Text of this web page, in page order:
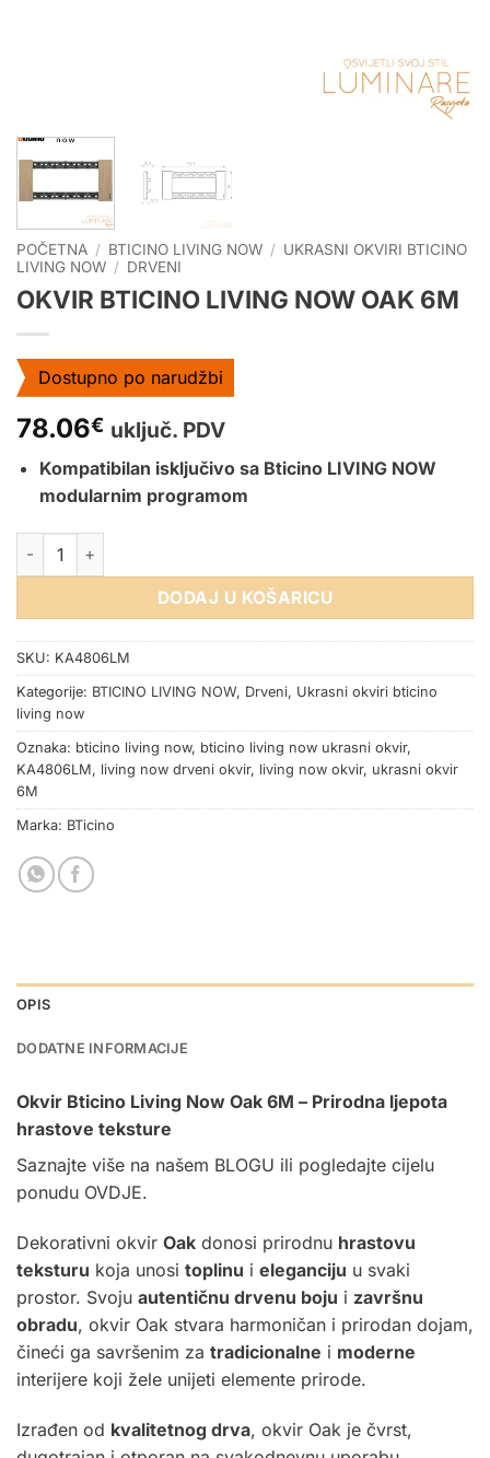
POČETNA / BTICINO LIVING NOW / UKRASNI OKVIRI BTICINO
LIVING NOW / DRVENI
OKVIR BTICINO LIVING NOW OAK 6M
Dostupno po narudžbi
78.06€ uključ. PDV
Kompatibilan isključivo sa Bticino LIVING NOW
modularnim programom
OKVIR BTICINO LIVING NOW OAK 6M količina
DODAJ U KOŠARICU
SKU: KA4806LM
Kategorije: BTICINO LIVING NOW, Drveni, Ukrasni okviri bticino
living now
Oznaka: bticino living now, bticino living now ukrasni okvir,
KA4806LM, living now drveni okvir, living now okvir, ukrasni okvir
6M
Marka: BTicino
OPIS
DODATNE INFORMACIJE
Okvir Bticino Living Now Oak 6M – Prirodna ljepota
hrastove teksture
Saznajte više na našem BLOGU ili pogledajte cijelu
ponudu OVDJE.
Dekorativni okvir Oak donosi prirodnu hrastovu
teksturu koja unosi toplinu i eleganciju u svaki
prostor. Svoju autentičnu drvenu boju i završnu
obradu, okvir Oak stvara harmoničan i prirodan dojam,
čineći ga savršenim za tradicionalne i moderne
interijere koji žele unijeti elemente prirode.
Izrađen od kvalitetnog drva, okvir Oak je čvrst,